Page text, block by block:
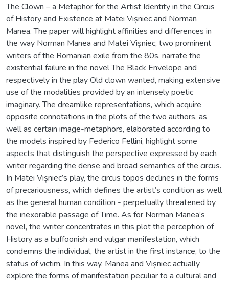
The Clown – a Metaphor for the Artist Identity in the Circus
of History and Existence at Matei Vișniec and Norman
Manea. The paper will highlight affinities and differences in
the way Norman Manea and Matei Vișniec, two prominent
writers of the Romanian exile from the 80s, narrate the
existential failure in the novel The Black Envelope and
respectively in the play Old clown wanted, making extensive
use of the modalities provided by an intensely poetic
imaginary. The dreamlike representations, which acquire
opposite connotations in the plots of the two authors, as
well as certain image-metaphors, elaborated according to
the models inspired by Federico Fellini, highlight some
aspects that distinguish the perspective expressed by each
writer regarding the dense and broad semantics of the circus.
In Matei Vișniec’s play, the circus topos declines in the forms
of precariousness, which defines the artist’s condition as well
as the general human condition - perpetually threatened by
the inexorable passage of Time. As for Norman Manea’s
novel, the writer concentrates in this plot the perception of
History as a buffoonish and vulgar manifestation, which
condemns the individual, the artist in the first instance, to the
status of victim. In this way, Manea and Vișniec actually
explore the forms of manifestation peculiar to a cultural and